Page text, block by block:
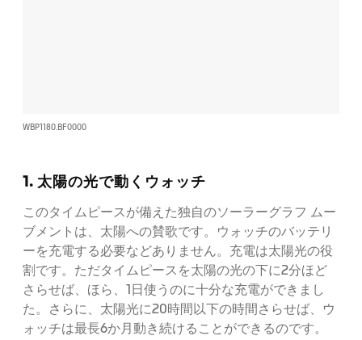
WBP1180.BF0000
1. 太陽の光で動くウォッチ
このタイムピースが備えた独自のソーラーグラフ ムー
ブメントは、太陽への賛歌です。ウォッチのバッテリ
ーを充電する必要などありません。充電は太陽光の役
割です。ただタイムピースを太陽の光の下に2分ほど
さらせば、ほら、1日使うのに十分な充電ができまし
た。さらに、太陽光に20時間以下の時間さらせば、ウ
ォッチは最長6か月動き続けることができるのです。